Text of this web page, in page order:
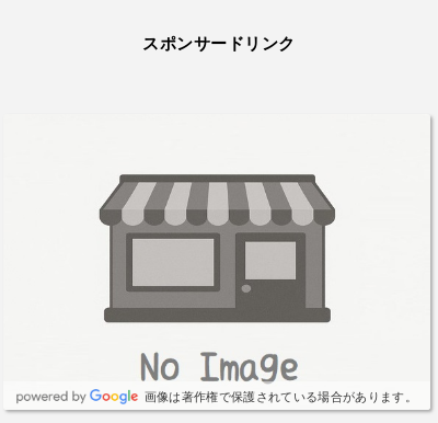
スポンサードリンク
画像は著作権で保護されている場合があります。